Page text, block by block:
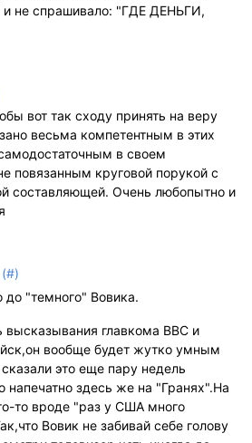
и не спрашивало: "ГДЕ ДЕНЬГИ,
вот так сходу принять на веру
весьма компетентным в этих
в своем
повязанным круговой порукой с
составляющей. Очень любопытно и
(#)
до "темного" Вовика.
высказывания главкома ВВС и
вообще будет жутко умным
это еще пару недель
напечатно здесь же на "Гранях".На
то вроде "раз у США много
Вовик не забивай себе голову